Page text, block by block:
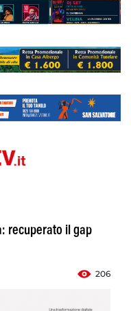
recuperato il gap
206